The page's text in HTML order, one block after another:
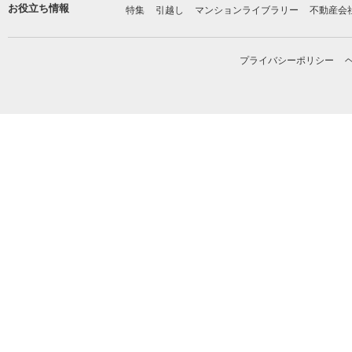
お役立ち情報 特集 引越し マンションライブラリー 不動産会
プライバシーポリシー